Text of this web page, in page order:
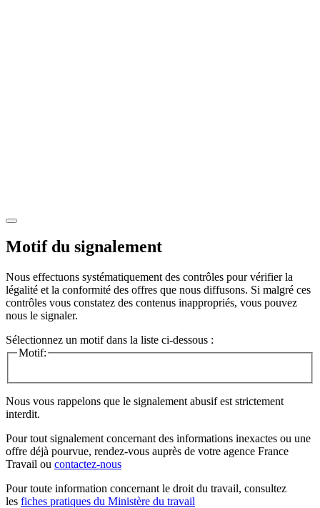
Motif du signalement
Nous effectuons systématiquement des contrôles pour vérifier la
légalité et la conformité des offres que nous diffusons. Si malgré ces
contrôles vous constatez des contenus inappropriés, vous pouvez
nous le signaler.
Sélectionnez un motif dans la liste ci-dessous :
Motif:
Nous vous rappelons que le signalement abusif est strictement
interdit.
Pour tout signalement concernant des informations inexactes ou une
offre déjà pourvue, rendez-vous auprès de votre agence France
Travail ou contactez-nous
Pour toute information concernant le droit du travail, consultez
les fiches pratiques du Ministère du travail